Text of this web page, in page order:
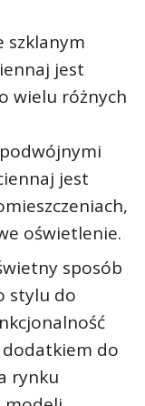
szklanym
jest
wielu różnych
jest
oświetlenie.
sposób
stylu do
dodatkiem do
rynku